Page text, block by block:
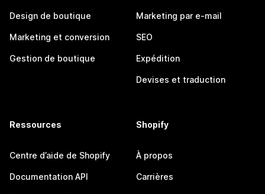
Design de boutique
Marketing et conversion
Gestion de boutique
Marketing par e-mail
SEO
Expédition
Devises et traduction
Ressources
Centre d’aide de Shopify
Documentation API
Shopify
À propos
Carrières